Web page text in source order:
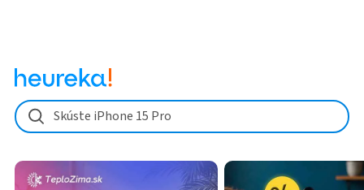
Skúste iPhone 15 Pro